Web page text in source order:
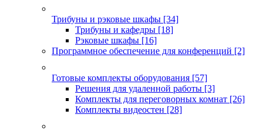
Трибуны и рэковые шкафы [34]
Трибуны и кафедры [18]
Рэковые шкафы [16]
Программное обеспечение для конференций [2]
Готовые комплекты оборудования [57]
Решения для удаленной работы [3]
Комплекты для переговорных комнат [26]
Комплекты видеостен [28]